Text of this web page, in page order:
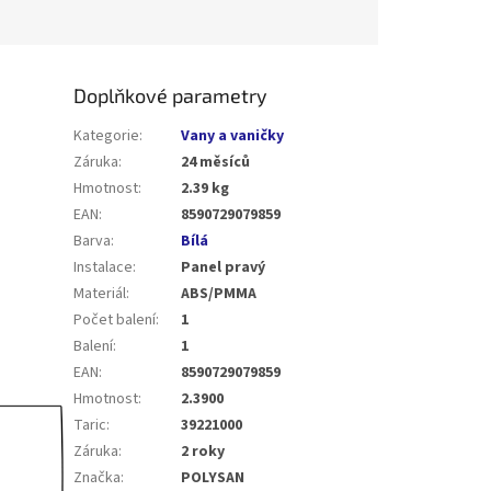
Doplňkové parametry
Kategorie:
Vany a vaničky
Záruka:
24 měsíců
Hmotnost:
2.39 kg
EAN:
8590729079859
Barva:
Bílá
Instalace:
Panel pravý
Materiál:
ABS/PMMA
Počet balení:
1
Balení:
1
EAN:
8590729079859
Hmotnost:
2.3900
Taric:
39221000
Záruka:
2 roky
Značka: POLYSAN